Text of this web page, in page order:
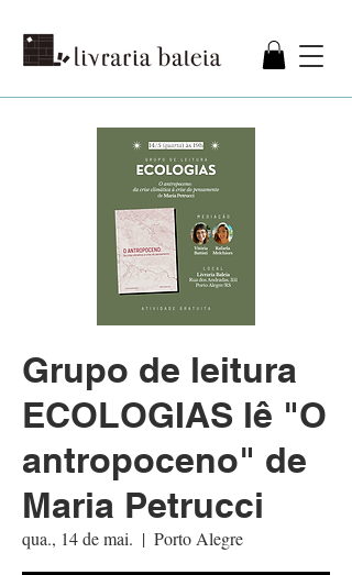
Grupo de leitura
ECOLOGIAS lê "O
antropoceno" de
Maria Petrucci
qua., 14 de mai.
  |
Porto Alegre